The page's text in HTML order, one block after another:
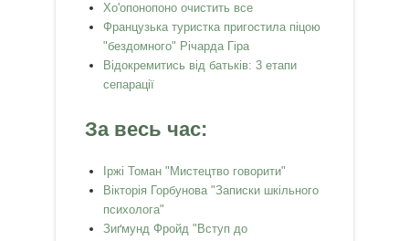
Хо'опонопоно очистить все
Французька туристка пригостила піцою
"бездомного" Річарда Гіра
Відокремитись від батьків: 3 етапи
сепарації
За весь час:
Іржі Томан "Мистецтво говорити"
Вікторія Горбунова "Записки шкільного
психолога"
Зиґмунд Фройд "Вступ до